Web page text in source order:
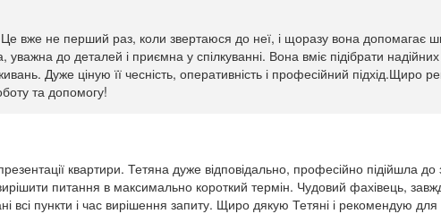
вже не перший раз, коли звертаюся до неї, і щоразу вона допомагає
до деталей і приємна у спілкуванні. Вона вміє підібрати
Дуже ціную її чесність, оперативність і професійний підхід.Щиро
та допомогу!
квартири. Тетяна дуже відповідально, професійно підійшла до
питання в максимально короткий термін. Чудовий фахівець,
всі пункти і час вирішення запиту. Щиро дякую Тетяні і рекомендую